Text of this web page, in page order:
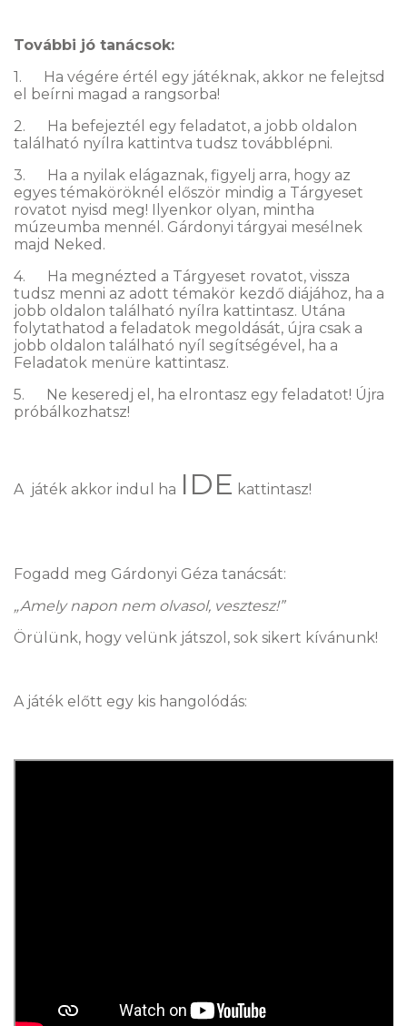
További jó tanácsok:
1. Ha végére értél egy játéknak, akkor ne felejtsd
el beírni magad a rangsorba!
2. Ha befejeztél egy feladatot, a jobb oldalon
található nyílra kattintva tudsz továbblépni.
3. Ha a nyilak elágaznak, figyelj arra, hogy az
egyes témaköröknél először mindig a Tárgyeset
rovatot nyisd meg! Ilyenkor olyan, mintha
múzeumba mennél. Gárdonyi tárgyai mesélnek
majd Neked.
4. Ha megnézted a Tárgyeset rovatot, vissza
tudsz menni az adott témakör kezdő diájához, ha a
jobb oldalon található nyílra kattintasz. Utána
folytathatod a feladatok megoldását, újra csak a
jobb oldalon található nyíl segítségével, ha a
Feladatok menüre kattintasz.
5. Ne keseredj el, ha elrontasz egy feladatot! Újra
próbálkozhatsz!
A játék akkor indul ha IDE kattintasz!
Fogadd meg Gárdonyi Géza tanácsát:
„Amely napon nem olvasol, vesztesz!”
Örülünk, hogy velünk játszol, sok sikert kívánunk!
A játék előtt egy kis hangolódás: